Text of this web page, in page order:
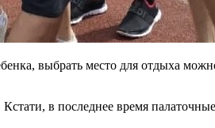
выбрать место для отдыха
в последнее время